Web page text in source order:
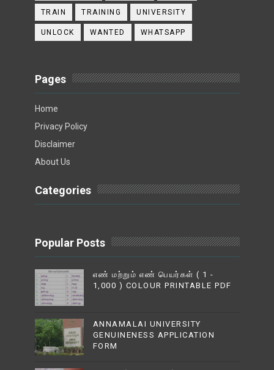
TRAIN TRAINING UNIVERSITY
UNLOCK WANTED WHATSAPP
Pages
Home
Privacy Policy
Disclaimer
About Us
Categories
Popular Posts
எண் மற்றும் எண் பெயர்கள் ( 1 -
1,000 ) COLOUR PRINTABLE PDF
ANNAMALAI UNIVERSITY
GENUINENESS APPLICATION
FORM